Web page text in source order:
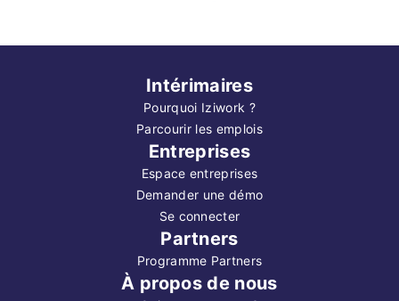
Intérimaires
Pourquoi Iziwork ?
Parcourir les emplois
Entreprises
Espace entreprises
Demander une démo
Se connecter
Partners
Programme Partners
À propos de nous